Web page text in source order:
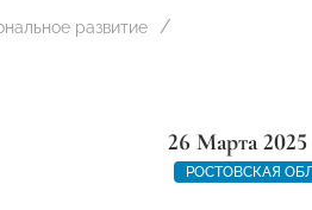
развитие
26 Марта 2025
РОСТОВСКАЯ